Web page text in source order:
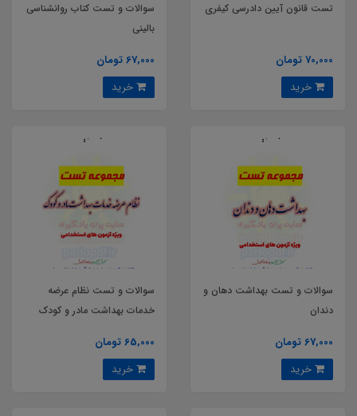
تست قانون آیین دادرسی کیفری
70,000 تومان
سوالات و تست کتاب روانشناسی
بالینی
67,000 تومان
سوالات و تست بهداشت دهان و
دندان
67,000 تومان
سوالات و تست نظام عرضه
خدمات بهداشت مادر و کودک
65,000 تومان